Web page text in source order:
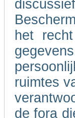
het
ruimtes
de fora